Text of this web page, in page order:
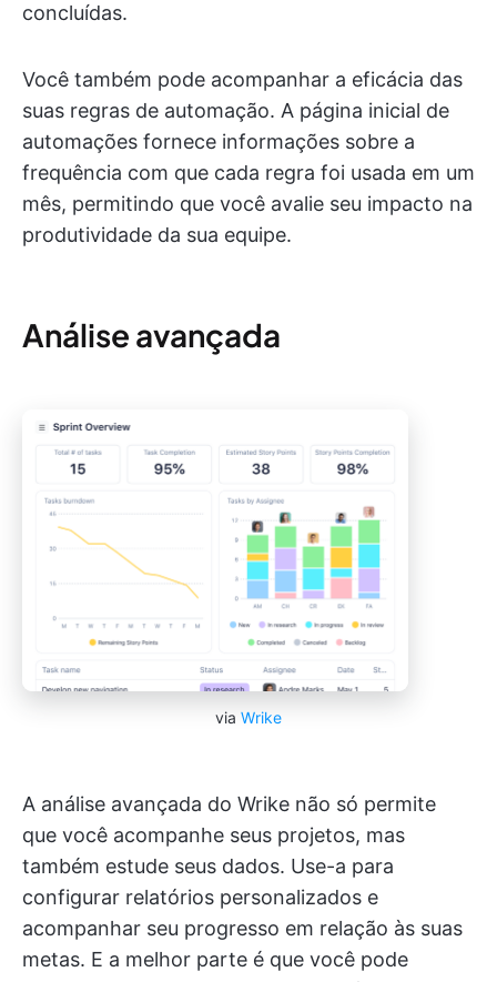
concluídas.
Você também pode acompanhar a eficácia das
suas regras de automação. A página inicial de
automações fornece informações sobre a
frequência com que cada regra foi usada em um
mês, permitindo que você avalie seu impacto na
produtividade da sua equipe.
Análise avançada
via Wrike
A análise avançada do Wrike não só permite
que você acompanhe seus projetos, mas
também estude seus dados. Use-a para
configurar relatórios personalizados e
acompanhar seu progresso em relação às suas
metas. E a melhor parte é que você pode